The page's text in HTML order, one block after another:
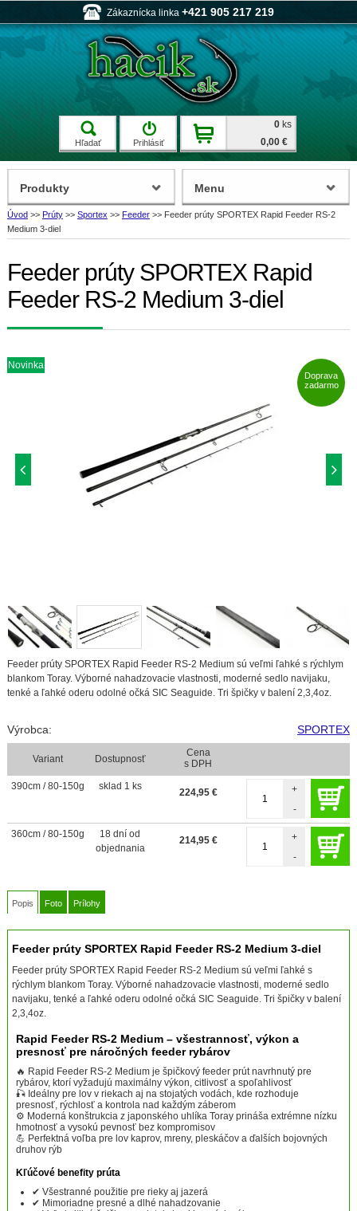
Zákaznícka linka +421 905 217 219
Hľadať Prihlásiť
0 ks
0,00 €
Úvod >> Prúty >> Sportex >> Feeder >> Feeder prúty SPORTEX Rapid Feeder RS-2
Medium 3-diel
Feeder prúty SPORTEX Rapid
Feeder RS-2 Medium 3-diel
Doprava
zadarmo
Novinka
Feeder prúty SPORTEX Rapid Feeder RS-2 Medium sú veľmi ľahké s rýchlym
blankom Toray. Výborné nahadzovacie vlastnosti, moderné sedlo navijaku,
tenké a ľahké oderu odolné očká SIC Seaguide. Tri špičky v balení 2,3,4oz.
Výrobca: SPORTEX
Variant Dostupnosť
Cena
s DPH
390cm / 80-150g
sklad 1 ks
224,95 €
-
+
360cm / 80-150g
18 dní od
objednania
214,95 €
-
+
Popis Foto Prílohy
Feeder prúty SPORTEX Rapid Feeder RS-2 Medium 3-diel
Feeder prúty SPORTEX Rapid Feeder RS-2 Medium sú veľmi ľahké s
rýchlym blankom Toray. Výborné nahadzovacie vlastnosti, moderné sedlo
navijaku, tenké a ľahké oderu odolné očká SIC Seaguide. Tri špičky v balení
2,3,4oz.
Rapid Feeder RS-2 Medium – všestrannosť, výkon a
presnosť pre náročných feeder rybárov
🔥 Rapid Feeder RS-2 Medium je špičkový feeder prút navrhnutý pre
rybárov, ktorí vyžadujú maximálny výkon, citlivosť a spoľahlivosť
🎣 Ideálny pre lov v riekach aj na stojatých vodách, kde rozhoduje
presnosť, rýchlosť a kontrola nad každým záberom
⚙️ Moderná konštrukcia z japonského uhlíka Toray prináša extrémne nízku
hmotnosť a vysokú pevnosť bez kompromisov
💪 Perfektná voľba pre lov kaprov, mreny, pleskáčov a ďalších bojovných
druhov rýb
Kľúčové benefity prúta
✔ Všestranné použitie pre rieky aj jazerá
✔ Mimoriadne presné a dlhé nahadzovanie
Produkty Menu